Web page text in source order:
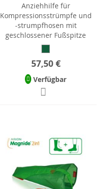
Anziehhilfe für
Kompressionsstrümpfe und
-strumpfhosen mit
geschlossener Fußspitze
57,50 €
Verfügbar